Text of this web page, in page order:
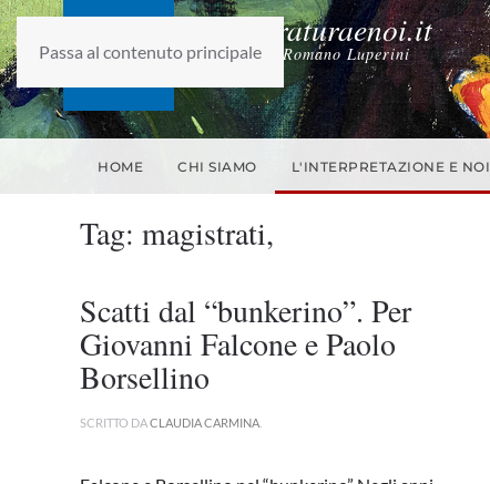
Passa al contenuto principale
laletteraturaenoi.it
fondato da Romano Luperini
HOME CHI SIAMO L'INTERPRETAZIONE E NOI
Tag: magistrati,
Scatti dal “bunkerino”. Per
Giovanni Falcone e Paolo
Borsellino
SCRITTO DACLAUDIA CARMINA